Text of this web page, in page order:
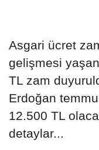
Asgari ücret
gelişmesi
TL zam
Erdoğan
12.500 TL
detaylar...